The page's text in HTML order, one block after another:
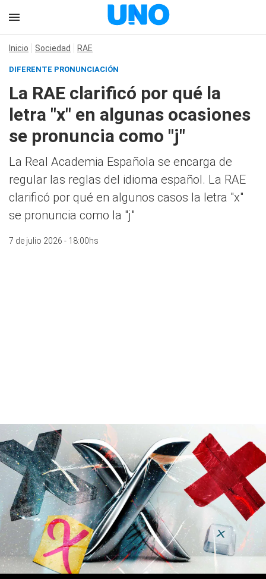
Inicio Sociedad RAE
DIFERENTE PRONUNCIACIÓN
La RAE clarificó por qué la
letra "x" en algunas ocasiones
se pronuncia como "j"
La Real Academia Española se encarga de
regular las reglas del idioma español. La RAE
clarificó por qué en algunos casos la letra "x"
se pronuncia como la "j"
7 de julio 2026 - 18:00hs